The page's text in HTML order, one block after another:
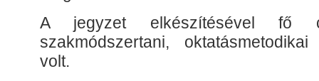
A jegyzet elkészítésével fő
szakmódszertani,
volt.